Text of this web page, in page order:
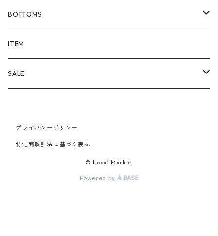
BOTTOMS
SHORTS
PANTS
ITEM
SALE
PANTS
プライバシーポリシー
特定商取引法に基づく表記
© Local Market
Powered by